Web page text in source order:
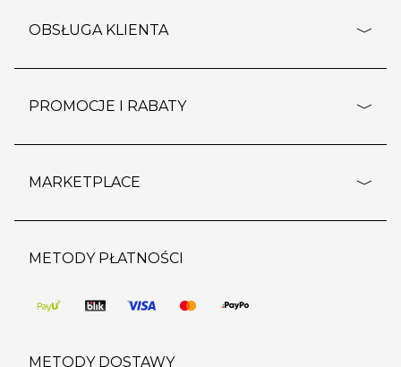
o firmie
polityka prywatności
kontakt
OBSŁUGA KLIENTA
dostawy i płatność
wypis z subskrypcji
regulamin sklepu
pozostałe regulaminy
PROMOCJE I RABATY
outlet
regulaminy promocji
MARKETPLACE
strefa marek
pomoc dla sprzedawców
METODY PŁATNOŚCI
METODY DOSTAWY